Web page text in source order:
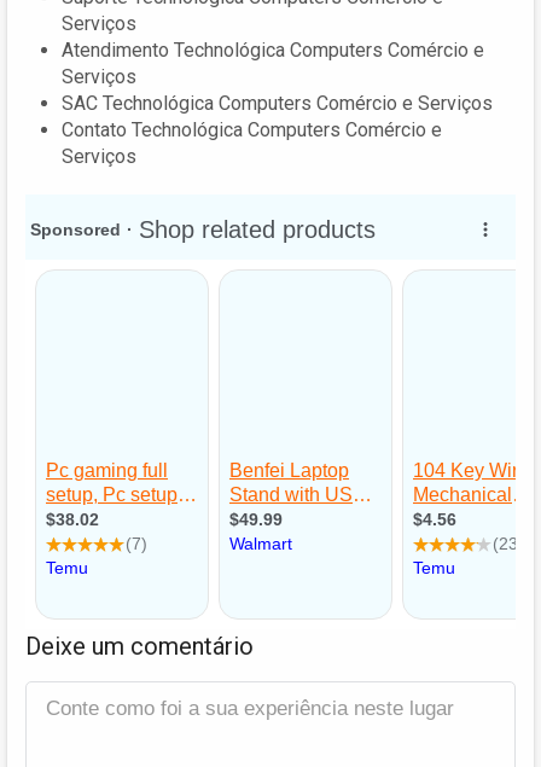
Serviços
Atendimento Technológica Computers Comércio e
Serviços
SAC Technológica Computers Comércio e Serviços
Contato Technológica Computers Comércio e
Serviços
Deixe um comentário